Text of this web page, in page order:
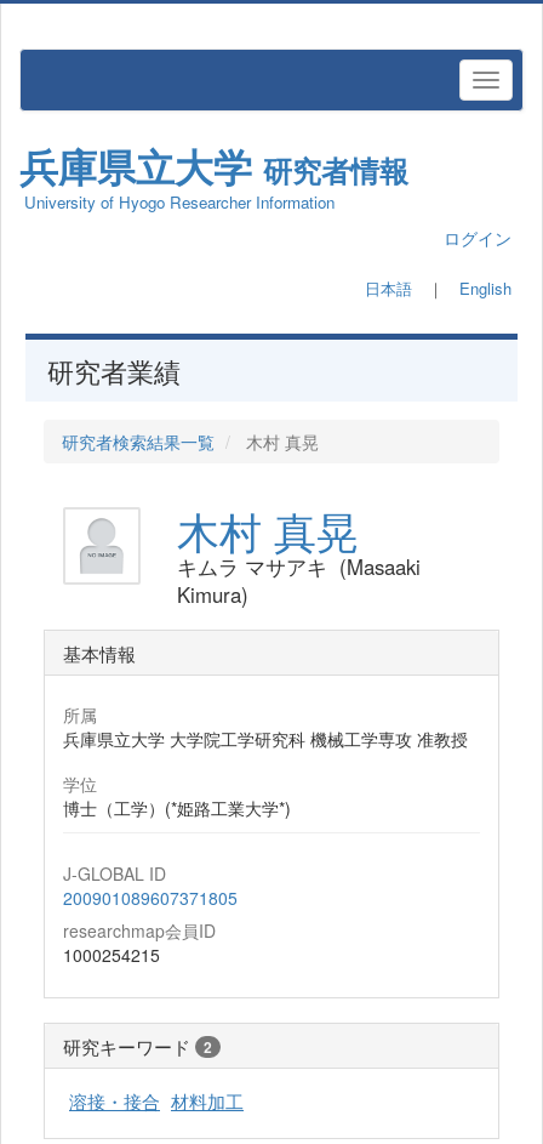
兵庫県立大学 研究者情報
University of Hyogo Researcher Information
ログイン
日本語 ｜ English
研究者業績
研究者検索結果一覧 木村 真晃
木村 真晃
キムラ マサアキ (Masaaki
Kimura)
基本情報
所属
兵庫県立大学 大学院工学研究科 機械工学専攻 准教授
学位
博士（工学）(*姫路工業大学*)
J-GLOBAL ID
200901089607371805
researchmap会員ID
1000254215
研究キーワード 2
溶接・接合 材料加工